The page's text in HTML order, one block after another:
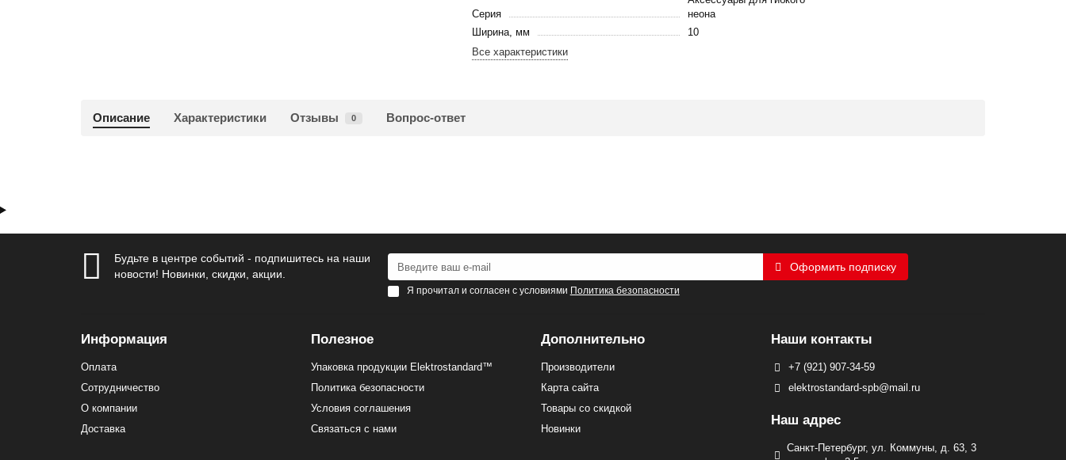
Серия
неона
Ширина, мм
10
Все характеристики
Описание Характеристики Отзывы 0 Вопрос-ответ
Будьте в центре событий - подпишитесь на наши
новости! Новинки, скидки, акции.
Оформить подписку
Я прочитал и согласен с условиями Политика безопасности
Информация
Оплата
Сотрудничество
О компании
Доставка
Полезное
Упаковка продукции Elektrostandard™
Политика безопасности
Условия соглашения
Связаться с нами
Дополнительно
Производители
Карта сайта
Товары со скидкой
Новинки
Наши контакты
+7 (921) 907-34-59
elektrostandard-spb@mail.ru
Наш адрес
Санкт-Петербург, ул. Коммуны, д. 63, 3